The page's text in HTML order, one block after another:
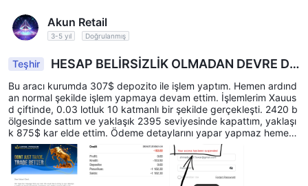
Akun Retail
3-5 yıl Doğrulanmış
Teşhir
HESAP BELİRSİZLİK OLMADAN DEVRE DI
ŞI BIRAKILDI
Bu aracı kurumda 307$ depozito ile işlem yaptım. Hemen ardınd
an normal şekilde işlem yapmaya devam ettim. İşlemlerim Xauus
d çiftinde, 0.03 lotluk 10 katmanlı bir şekilde gerçekleşti. 2420 b
ölgesinde sattım ve yaklaşık 2395 seviyesinde kapattım, yaklaşı
k 875$ kar elde ettim. Ödeme detaylarını yapar yapmaz hemen
ertesi gün tüm paramı çektim, toplamda 1182.30$ tutarında, anc
ak LoyalPrimus tarafından hesabım hemen devre dışı bırakıldı. B
uradan LoyalPrimus aracı kurumunun tüm çekimlerimi derhal öde
mesini umuyorum.